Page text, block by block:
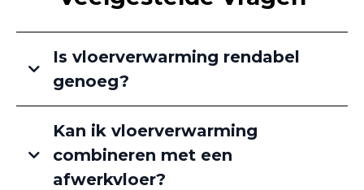
Is vloerverwarming rendabel
genoeg?
Kan ik vloerverwarming
combineren met een
afwerkvloer?